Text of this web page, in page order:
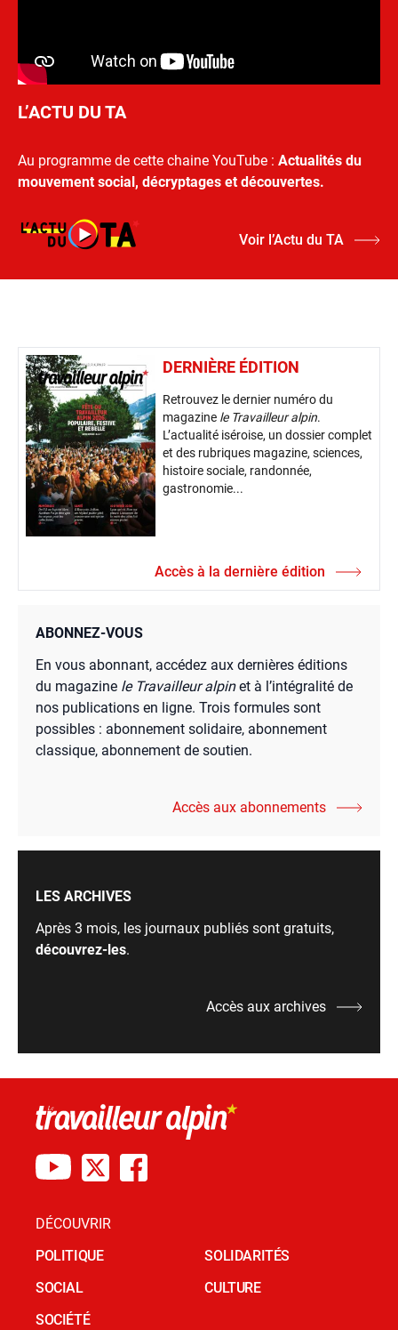
L’ACTU DU TA
Au programme de cette chaine YouTube : Actualités du
mouvement social, décryptages et découvertes.
Voir l’Actu du TA
DERNIÈRE ÉDITION
Retrouvez le dernier numéro du
magazine le Travailleur alpin.
L’actualité iséroise, un dossier complet
et des rubriques magazine, sciences,
histoire sociale, randonnée,
gastronomie...
Accès à la dernière édition
ABONNEZ-VOUS
En vous abonnant, accédez aux dernières éditions
du magazine le Travailleur alpinet à l’intégralité de
nos publications en ligne. Trois formules sont
possibles : abonnement solidaire, abonnement
classique, abonnement de soutien.
Accès aux abonnements
LES ARCHIVES
Après 3 mois, les journaux publiés sont gratuits,
découvrez-les.
Accès aux archives
DÉCOUVRIR
POLITIQUE
SOCIAL
SOCIÉTÉ
SOLIDARITÉS
CULTURE